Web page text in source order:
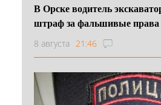
В Орске водитель
штраф за фальшивые права
8 августа 21:46